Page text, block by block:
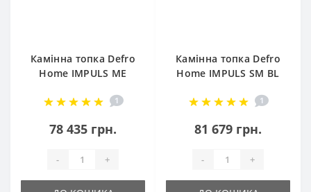
Камінна топка Defro
Home IMPULS ME
1
78 435 грн.
- +
Камінна топка Defro
Home IMPULS SM BL
1
81 679 грн.
- +